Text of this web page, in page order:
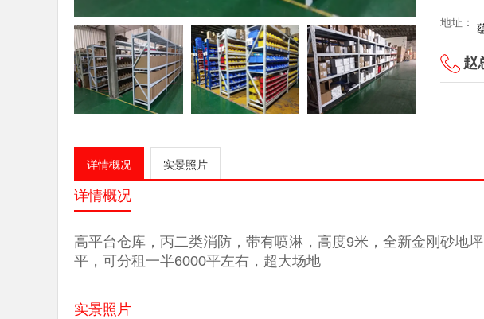
地址：
赵
详情概况 实景照片
详情概况
高平台仓库，丙二类消防，带有喷淋，高度9米，全新金刚砂地
平，可分租一半6000平左右，超大场地
实景照片